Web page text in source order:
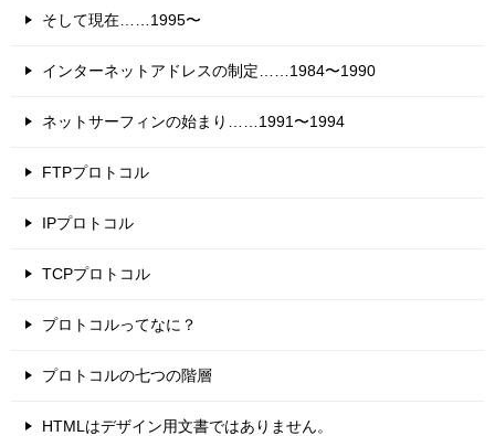
そして現在……1995〜
インターネットアドレスの制定……1984〜1990
ネットサーフィンの始まり……1991〜1994
FTPプロトコル
IPプロトコル
TCPプロトコル
プロトコルってなに？
プロトコルの七つの階層
HTMLはデザイン用文書ではありません。